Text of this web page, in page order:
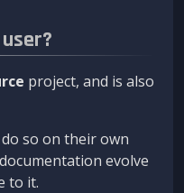
project, and is also
so on their own
evolve
to it.